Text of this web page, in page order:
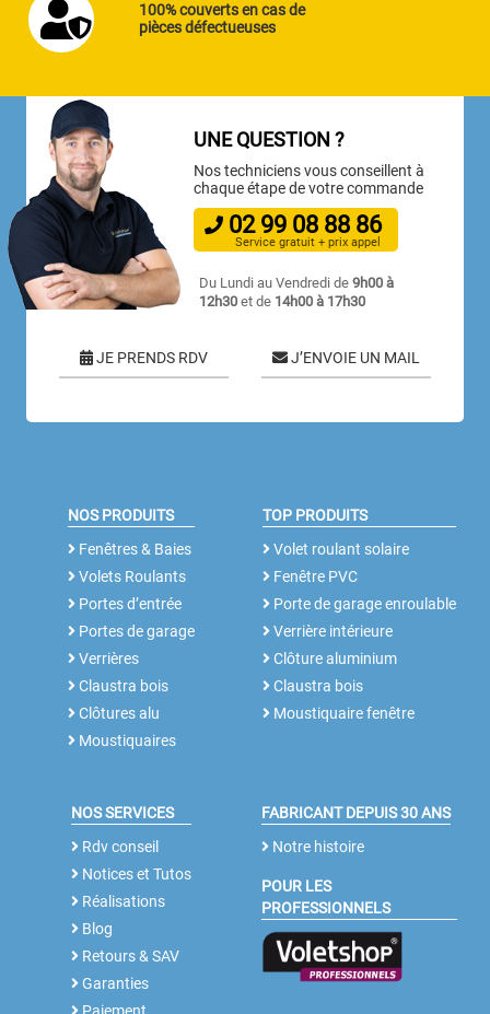
100% couverts en cas de
pièces défectueuses
UNE QUESTION ?
Nos techniciens vous conseillent à
chaque étape de votre commande
02 99 08 88 86
Service gratuit + prix appel
Du Lundi au Vendredi de9h00 à
12h30 et de 14h00 à 17h30
JE PRENDS RDV J’ENVOIE UN MAIL
NOS PRODUITS
Fenêtres & Baies
Volets Roulants
Portes d’entrée
Portes de garage
Verrières
Claustra bois
Clôtures alu
Moustiquaires
TOP PRODUITS
Volet roulant solaire
Fenêtre PVC
Porte de garage enroulable
Verrière intérieure
Clôture aluminium
Claustra bois
Moustiquaire fenêtre
NOS SERVICES
Rdv conseil
Notices et Tutos
Réalisations
Blog
Retours & SAV
Garanties
FABRICANT DEPUIS 30 ANS
Notre histoire
POUR LES
PROFESSIONNELS